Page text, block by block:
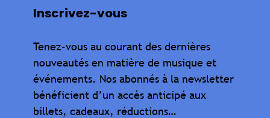
Inscrivez-vous
Tenez-vous au courant des dernières
nouveautés en matière de musique et
événements. Nos abonnés à la newsletter
bénéficient d’un accès anticipé aux
billets, cadeaux, réductions…